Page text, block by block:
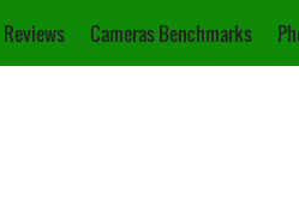
Reviews Cameras Benchmarks